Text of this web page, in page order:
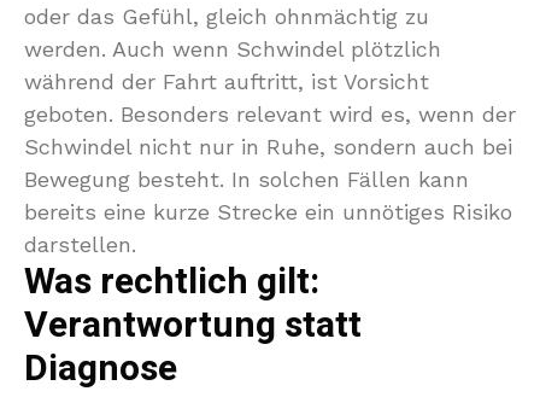
oder das Gefühl, gleich ohnmächtig zu
werden. Auch wenn Schwindel plötzlich
während der Fahrt auftritt, ist Vorsicht
geboten. Besonders relevant wird es, wenn der
Schwindel nicht nur in Ruhe, sondern auch bei
Bewegung besteht. In solchen Fällen kann
bereits eine kurze Strecke ein unnötiges Risiko
darstellen.
Was rechtlich gilt:
Verantwortung statt
Diagnose